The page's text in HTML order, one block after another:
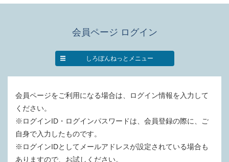
会員ページ ログイン
しろぼんねっとメニュー
会員ページをご利用になる場合は、ログイン情報を入力して
ください。
※ログインID・ログインパスワードは、会員登録の際に、ご
自身で入力したものです。
※ログインIDとしてメールアドレスが設定されている場合も
ありますので、お試しください。